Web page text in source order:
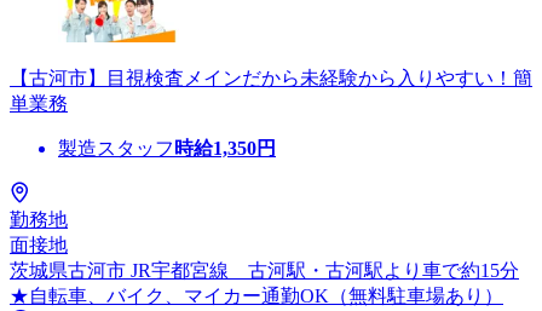
【古河市】目視検査メインだから未経験から入りやすい！簡
単業務
製造スタッフ 時給1,350円
勤務地
面接地
茨城県古河市 JR宇都宮線 古河駅・古河駅より車で約15分
★自転車、バイク、マイカー通勤OK（無料駐車場あり）